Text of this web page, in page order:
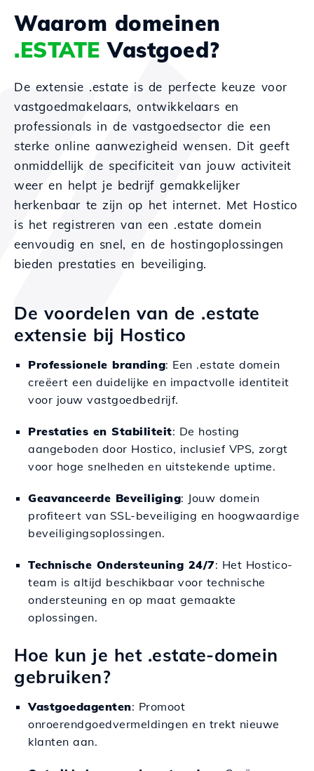
Waarom domeinen
.ESTATE Vastgoed?
De extensie .estate is de perfecte keuze voor
vastgoedmakelaars, ontwikkelaars en
professionals in de vastgoedsector die een
sterke online aanwezigheid wensen. Dit geeft
onmiddellijk de specificiteit van jouw activiteit
weer en helpt je bedrijf gemakkelijker
herkenbaar te zijn op het internet. Met Hostico
is het registreren van een .estate domein
eenvoudig en snel, en de hostingoplossingen
bieden prestaties en beveiliging.
De voordelen van de .estate
extensie bij Hostico
Professionele branding: Een .estate domein
creëert een duidelijke en impactvolle identiteit
voor jouw vastgoedbedrijf.
Prestaties en Stabiliteit: De hosting
aangeboden door Hostico, inclusief VPS, zorgt
voor hoge snelheden en uitstekende uptime.
Geavanceerde Beveiliging: Jouw domein
profiteert van SSL-beveiliging en hoogwaardige
beveiligingsoplossingen.
Technische Ondersteuning 24/7: Het Hostico-
team is altijd beschikbaar voor technische
ondersteuning en op maat gemaakte
oplossingen.
Hoe kun je het .estate-domein
gebruiken?
Vastgoedagenten: Promoot
onroerendgoedvermeldingen en trekt nieuwe
klanten aan.